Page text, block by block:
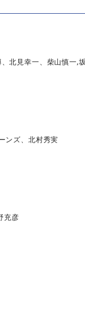
北見幸一、柴山慎一,
ンズ、北村秀実
充彦